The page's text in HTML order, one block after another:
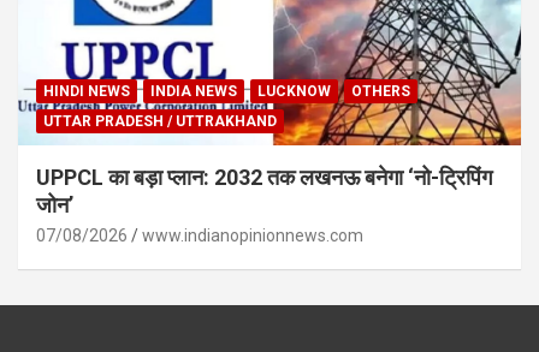
HINDI NEWS INDIA NEWS LUCKNOW
OTHERS
UTTAR PRADESH / UTTRAKHAND
UPPCL का बड़ा प्लान: 2032 तक लखनऊ बनेगा ‘नो-ट्रिपिंग
जोन’
07/08/2026 www.indianopinionnews.com